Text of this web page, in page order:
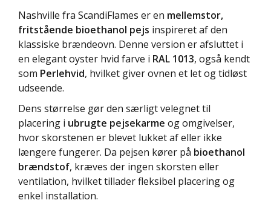
Nashville fra ScandiFlames er en mellemstor,
fritstående bioethanol pejs inspireret af den
klassiske brændeovn. Denne version er afsluttet i
en elegant oyster hvid farve i RAL 1013, også kendt
som Perlehvid, hvilket giver ovnen et let og tidløst
udseende.
Dens størrelse gør den særligt velegnet til
placering i ubrugte pejsekarme og omgivelser,
hvor skorstenen er blevet lukket af eller ikke
længere fungerer. Da pejsen kører på bioethanol
brændstof, kræves der ingen skorsten eller
ventilation, hvilket tillader fleksibel placering og
enkel installation.